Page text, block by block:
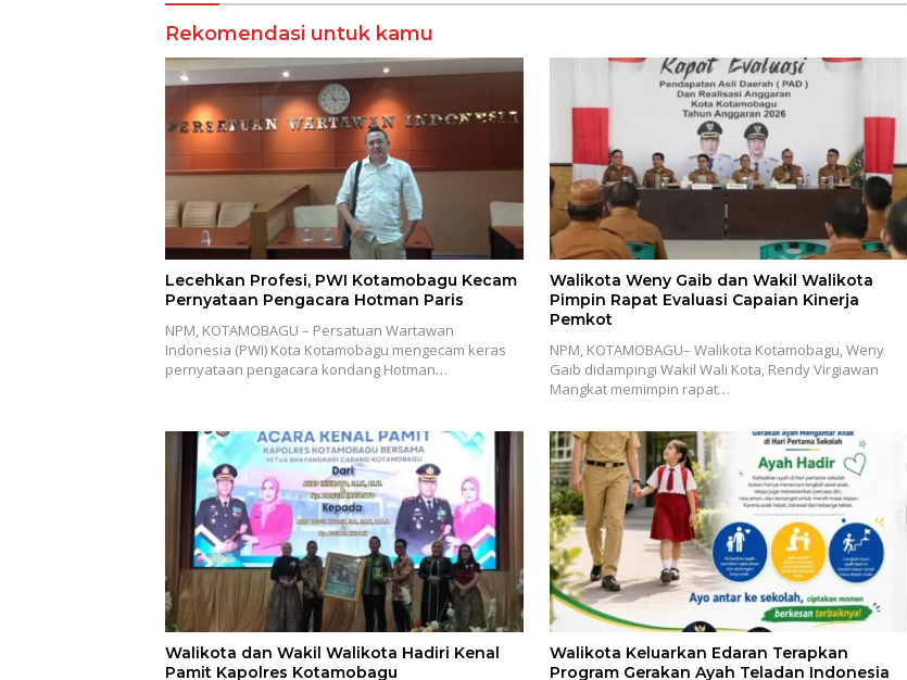
Rekomendasi untuk kamu
Lecehkan Profesi, PWI Kotamobagu Kecam
Pernyataan Pengacara Hotman Paris
NPM, KOTAMOBAGU – Persatuan Wartawan
Indonesia (PWI) Kota Kotamobagu mengecam keras
pernyataan pengacara kondang Hotman…
Walikota Weny Gaib dan Wakil Walikota
Pimpin Rapat Evaluasi Capaian Kinerja
Pemkot
NPM, KOTAMOBAGU– Walikota Kotamobagu, Weny
Gaib didampingi Wakil Wali Kota, Rendy Virgiawan
Mangkat memimpin rapat…
Walikota dan Wakil Walikota Hadiri Kenal
Pamit Kapolres Kotamobagu
Walikota Keluarkan Edaran Terapkan
Program Gerakan Ayah Teladan Indonesia